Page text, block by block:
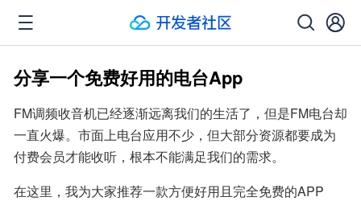
分享一个免费好用的电台App
FM调频收音机已经逐渐远离我们的生活了，但是FM电台却
一直火爆。市面上电台应用不少，但大部分资源都要成为
付费会员才能收听，根本不能满足我们的需求。
在这里，我为大家推荐一款方便好用且完全免费的APP